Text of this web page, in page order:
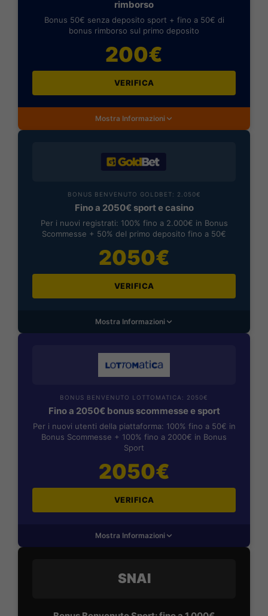
rimborso
Bonus 50€ senza deposito sport + fino a 50€ di
bonus rimborso sul primo deposito
200€
VERIFICA
Mostra Informazioni
BONUS BENVENUTO GOLDBET: 2.050€
Fino a 2050€ sport e casino
Per i nuovi registrati: 100% fino a 2.000€ in Bonus
Scommesse + 50% del primo deposito fino a 50€
2050€
VERIFICA
Mostra Informazioni
BONUS BENVENUTO LOTTOMATICA: 2050€
Fino a 2050€ bonus scommesse e sport
Per i nuovi utenti della piattaforma: 100% fino a 50€ in
Bonus Scommesse + 100% fino a 2000€ in Bonus
Sport
2050€
VERIFICA
Mostra Informazioni
SNAI